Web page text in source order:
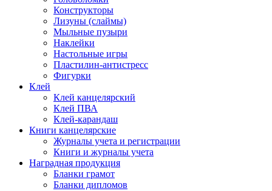
Конструкторы
Лизуны (слаймы)
Мыльные пузыри
Наклейки
Настольные игры
Пластилин-антистресс
Фигурки
Клей
Клей канцелярский
Клей ПВА
Клей-карандаш
Книги канцелярские
Журналы учета и регистрации
Книги и журналы учета
Наградная продукция
Бланки грамот
Бланки дипломов